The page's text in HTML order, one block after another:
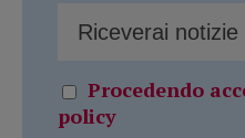
Procedendo
policy